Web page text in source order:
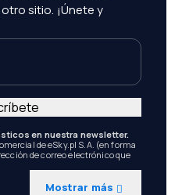
sitio. ¡Únete y
en nuestra newsletter.
de eSky.pl S.A. (en forma
de correo electrónico que
Mostrar más